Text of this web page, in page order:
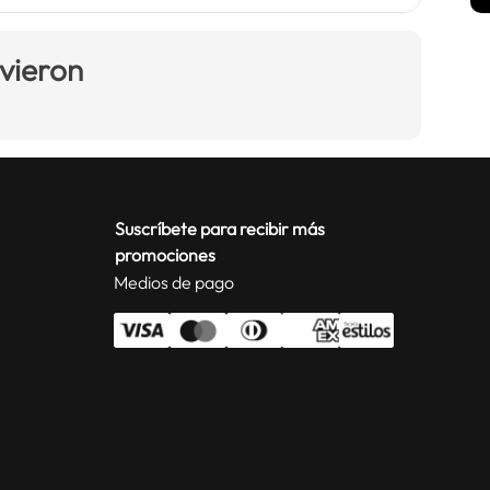
Suscríbete para recibir más
promociones
Medios de pago